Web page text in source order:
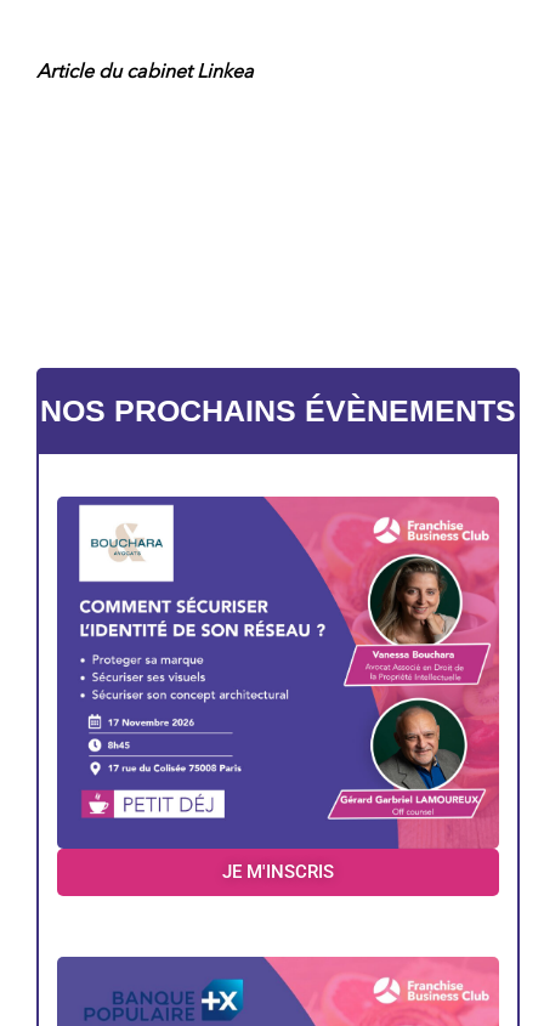
Article du cabinet Linkea
NOS PROCHAINS ÉVÈNEMENTS
JE M'INSCRIS